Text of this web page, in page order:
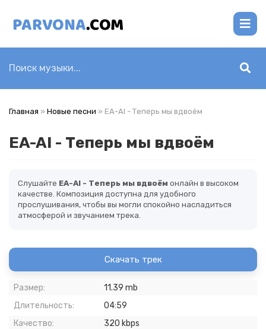
Главная » Новые песни » EA-AI - Теперь мы вдвоём
EA-AI - Теперь мы вдвоём
Слушайте EA-AI - Теперь мы вдвоём онлайн в высоком
качестве. Композиция доступна для удобного
прослушивания, чтобы вы могли спокойно насладиться
атмосферой и звучанием трека.
Скачать трек
Размер:
11.39 mb
Длительность:
04:59
Качество:
320 kbps